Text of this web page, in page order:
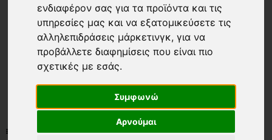
ενδιαφέρον σας για τα προϊόντα και τις
υπηρεσίες μας και να εξατομικεύσετε τις
αλληλεπιδράσεις μάρκετινγκ,για να
προβάλλετε διαφημίσεις που είναι πιο
σχετικές με εσάς.
Συμφωνώ
Αρνούμαι
NEWS-LIST ΌΛΑ ΤΑ ΝΈΑ ΦΙΛΟΞΕΝΊΑ ΓΆΛΛΩΝ ΜΑΘΗΤΏΝ !